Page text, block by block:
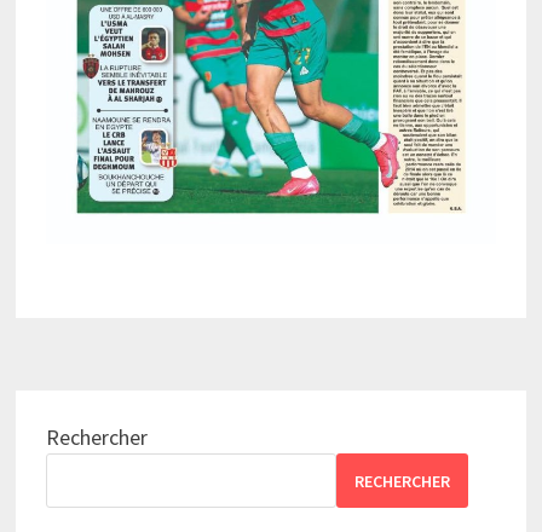
Rechercher
RECHERCHER